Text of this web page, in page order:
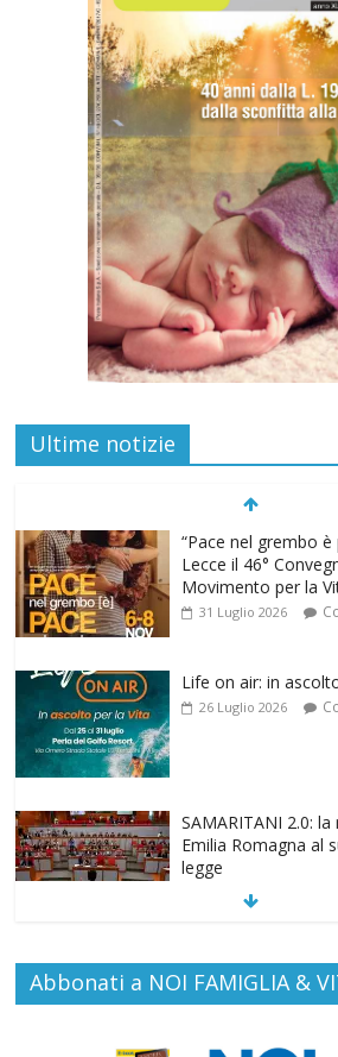
Ultime notizie
Lecce il 46°
31 Luglio 2026
Life on air: in
26 Luglio 2026
SAMARITANI 2.0: la
Gino Soldera
“Hall of Honor
16 Luglio 2026
EDITORIA:
13 Luglio 2026
Abbonati a NOI FAMIGLIA &